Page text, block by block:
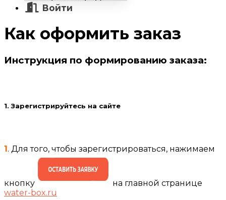
Войти
Как оформить заказ
Инструкция по формированию заказа:
1.Зарегистрируйтесь на сайте
1. Для того, чтобы зарегистрироваться, нажимаем
кнопку
на главной странице
water-box.ru